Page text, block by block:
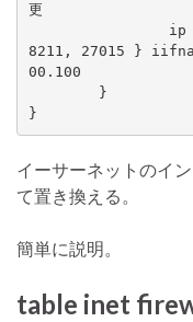
更
8211, 27015 }
00.100
イーサーネットのイ
て置き換える。
簡単に説明。
table inet